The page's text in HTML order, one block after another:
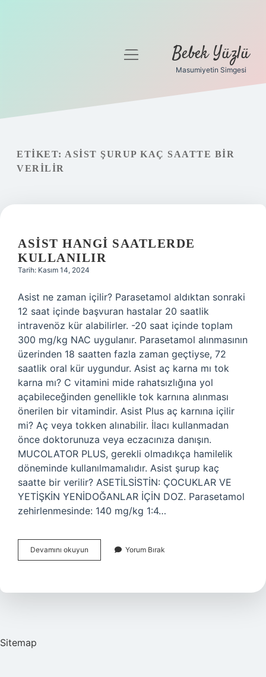
Gizlilik Politikası
menüyü
Bebek Yüzlü
Masumiyetin Simgesi
ETIKET: ASIST ŞURUP KAÇ SAATTE BIR
VERILIR
ASIST HANGI SAATLERDE
KULLANILIR
Tarih: Kasım 14, 2024
Asist ne zaman içilir? Parasetamol aldıktan sonraki
12 saat içinde başvuran hastalar 20 saatlik
intravenöz kür alabilirler. -20 saat içinde toplam
300 mg/kg NAC uygulanır. Parasetamol alınmasının
üzerinden 18 saatten fazla zaman geçtiyse, 72
saatlik oral kür uygundur. Asist aç karna mı tok
karna mı? C vitamini mide rahatsızlığına yol
açabileceğinden genellikle tok karnına alınması
önerilen bir vitamindir. Asist Plus aç karnına içilir
mi? Aç veya tokken alınabilir. İlacı kullanmadan
önce doktorunuza veya eczacınıza danışın.
MUCOLATOR PLUS, gerekli olmadıkça hamilelik
döneminde kullanılmamalıdır. Asist şurup kaç
saatte bir verilir? ASETİLSİSTİN: ÇOCUKLAR VE
YETİŞKİN YENİDOĞANLAR İÇİN DOZ. Parasetamol
zehirlenmesinde: 140 mg/kg 1:4…
Devamını okuyun
Hangi
Yorum Bırak
Sitemap